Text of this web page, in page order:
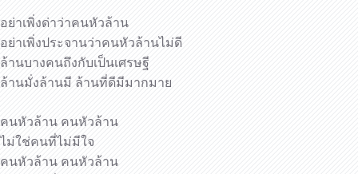
อย่าเพิ่งด่าว่าคนหัวล้าน
อย่าเพิ่งประจานว่าคนหัวล้านไม่ดี
ล้านบางคนถึงกับเป็นเศรษฐี
ล้านมั่งล้านมี ล้านที่ดีมีมากมาย
คนหัวล้าน คนหัวล้าน
ไม่ใช่คนที่ไม่มีใจ
คนหัวล้าน คนหัวล้าน